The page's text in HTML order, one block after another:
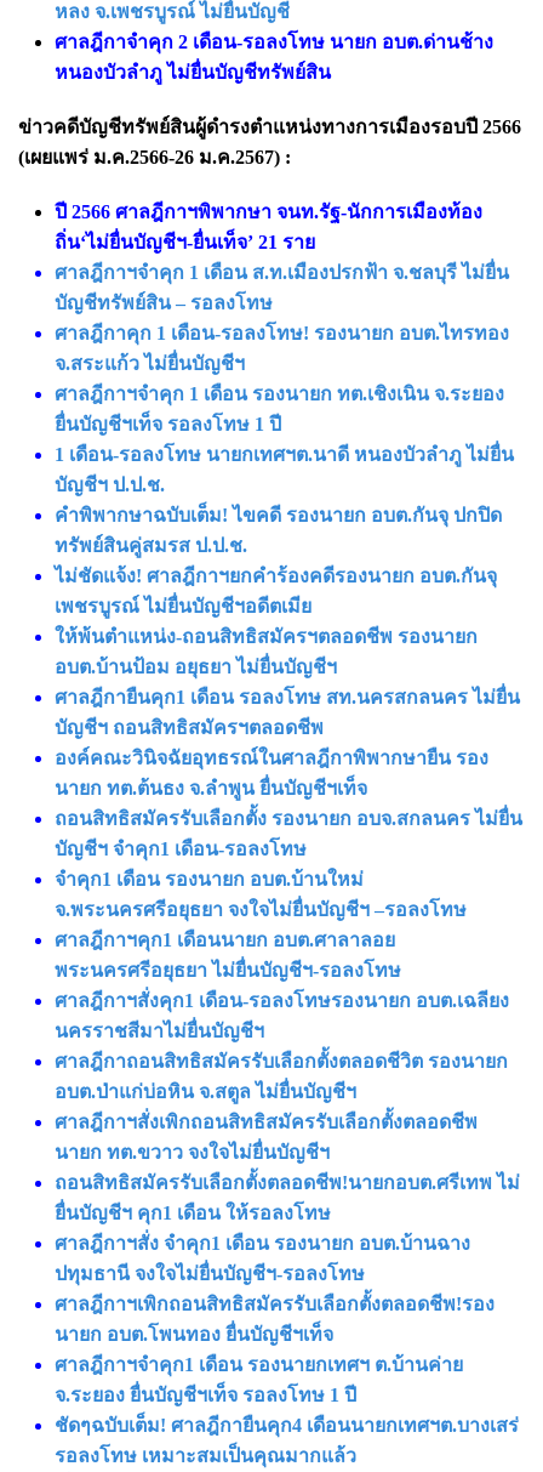
หลง จ.เพชรบูรณ์ ไม่ยื่นบัญชี
ศาลฎีกาจำคุก 2 เดือน-รอลงโทษ นายก อบต.ด่านช้าง
หนองบัวลำภู ไม่ยื่นบัญชีทรัพย์สิน
ข่าวคดีบัญชีทรัพย์สินผู้ดำรงตำแหน่งทางการเมืองรอบปี 2566
(เผยแพร่ ม.ค.2566-26 ม.ค.2567) :
ปี 2566 ศาลฎีกาฯพิพากษา จนท.รัฐ-นักการเมืองท้อง
ถิ่น‘ไม่ยื่นบัญชีฯ-ยื่นเท็จ’ 21 ราย
ศาลฎีกาฯจำคุก 1 เดือน ส.ท.เมืองปรกฟ้า จ.ชลบุรี ไม่ยื่น
บัญชีทรัพย์สิน – รอลงโทษ
ศาลฎีกาคุก 1 เดือน-รอลงโทษ! รองนายก อบต.ไทรทอง
จ.สระแก้ว ไม่ยื่นบัญชีฯ
ศาลฎีกาฯจําคุก 1 เดือน รองนายก ทต.เชิงเนิน จ.ระยอง
ยื่นบัญชีฯเท็จ รอลงโทษ 1 ปี
1 เดือน-รอลงโทษ นายกเทศฯต.นาดี หนองบัวลำภู ไม่ยื่น
บัญชีฯ ป.ป.ช.
คำพิพากษาฉบับเต็ม! ไขคดี รองนายก อบต.กันจุ ปกปิด
ทรัพย์สินคู่สมรส ป.ป.ช.
ไม่ชัดแจ้ง! ศาลฎีกาฯยกคำร้องคดีรองนายก อบต.กันจุ
เพชรบูรณ์ ไม่ยื่นบัญชีฯอดีตเมีย
ให้พ้นตำแหน่ง-ถอนสิทธิสมัครฯตลอดชีพ รองนายก
อบต.บ้านป้อม อยุธยา ไม่ยื่นบัญชีฯ
ศาลฎีกายืนคุก1 เดือน รอลงโทษ สท.นครสกลนคร ไม่ยื่น
บัญชีฯ ถอนสิทธิสมัครฯตลอดชีพ
องค์คณะวินิจฉัยอุทธรณ์ในศาลฎีกาพิพากษายืน รอง
นายก ทต.ต้นธง จ.ลําพูน ยื่นบัญชีฯเท็จ
ถอนสิทธิสมัครรับเลือกตั้ง รองนายก อบจ.สกลนคร ไม่ยื่น
บัญชีฯ จำคุก1 เดือน-รอลงโทษ
จำคุก1 เดือน รองนายก อบต.บ้านใหม่
จ.พระนครศรีอยุธยา จงใจไม่ยื่นบัญชีฯ –รอลงโทษ
ศาลฎีกาฯคุก1 เดือนนายก อบต.ศาลาลอย
พระนครศรีอยุธยา ไม่ยื่นบัญชีฯ-รอลงโทษ
ศาลฎีกาฯสั่งคุก1 เดือน-รอลงโทษรองนายก อบต.เฉลียง
นครราชสีมาไม่ยื่นบัญชีฯ
ศาลฎีกาถอนสิทธิสมัครรับเลือกตั้งตลอดชีวิต รองนายก
อบต.ป่าแก่บ่อหิน จ.สตูล ไม่ยื่นบัญชีฯ
ศาลฎีกาฯสั่งเพิกถอนสิทธิสมัครรับเลือกตั้งตลอดชีพ
นายก ทต.ขวาว จงใจไม่ยื่นบัญชีฯ
ถอนสิทธิสมัครรับเลือกตั้งตลอดชีพ!นายกอบต.ศรีเทพ ไม่
ยื่นบัญชีฯ คุก1 เดือน ให้รอลงโทษ
ศาลฎีกาฯสั่ง จำคุก1 เดือน รองนายก อบต.บ้านฉาง
ปทุมธานี จงใจไม่ยื่นบัญชีฯ-รอลงโทษ
ศาลฎีกาฯเพิกถอนสิทธิสมัครรับเลือกตั้งตลอดชีพ!รอง
นายก อบต.โพนทอง ยื่นบัญชีฯเท็จ
ศาลฎีกาฯจำคุก1 เดือน รองนายกเทศฯ ต.บ้านค่าย
จ.ระยอง ยื่นบัญชีฯเท็จ รอลงโทษ 1 ปี
ชัดๆฉบับเต็ม! ศาลฎีกายืนคุก4 เดือนนายกเทศฯต.บางเสร่
รอลงโทษ เหมาะสมเป็นคุณมากแล้ว